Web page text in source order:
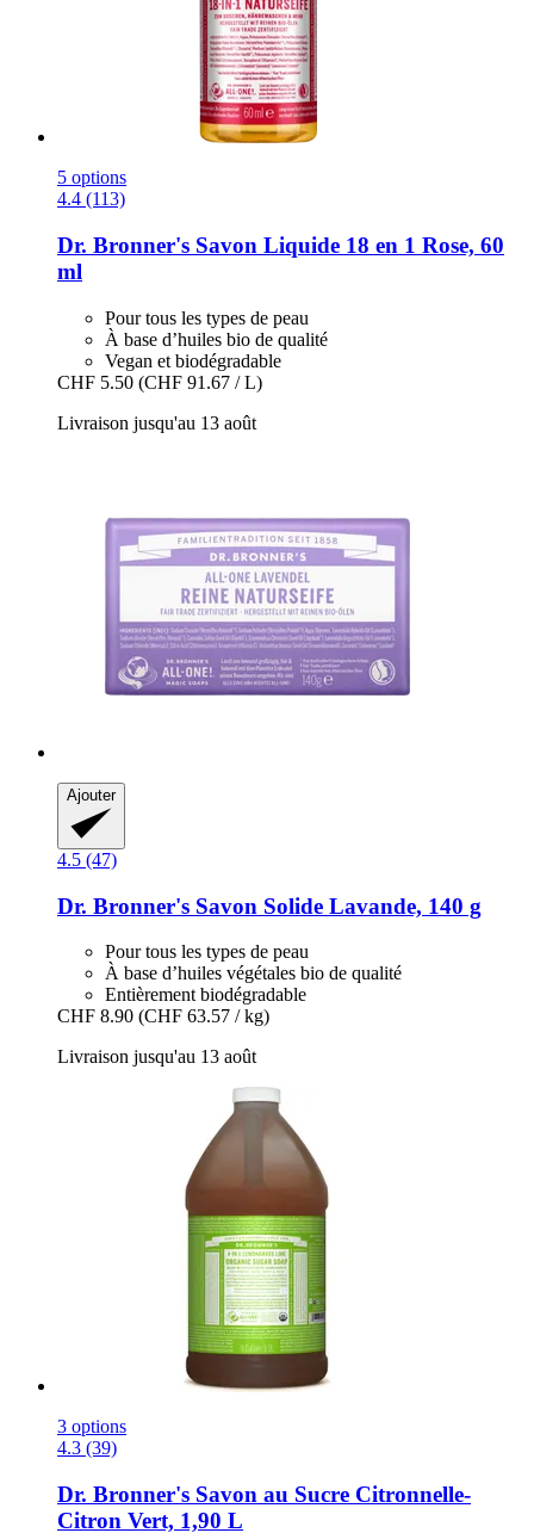
5 options
4.4 (113)
Dr. Bronner's Savon Liquide 18 en 1 Rose, 60
ml
Pour tous les types de peau
À base d’huiles bio de qualité
Vegan et biodégradable
CHF 5.50 (CHF 91.67 / L)
Livraison jusqu'au 13 août
Ajouter
4.5 (47)
Dr. Bronner's Savon Solide Lavande, 140 g
Pour tous les types de peau
À base d’huiles végétales bio de qualité
Entièrement biodégradable
CHF 8.90 (CHF 63.57 / kg)
Livraison jusqu'au 13 août
3 options
4.3 (39)
Dr. Bronner's Savon au Sucre Citronnelle-​
Citron Vert, 1,90 L